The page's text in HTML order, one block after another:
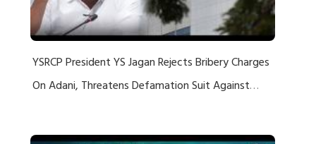
YSRCP President YS Jagan Rejects Bribery Charges
On Adani, Threatens Defamation Suit Against